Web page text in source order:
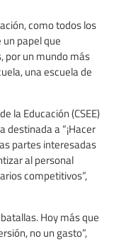
como todos los
papel que
por un mundo más
una escuela de
la Educación (CSEE)
a “¡Hacer
partes interesadas
al personal
competitivos”,
Hoy más que
no un gasto”,